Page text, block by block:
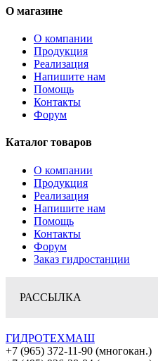
О магазине
О компании
Продукция
Реализация
Напишите нам
Помощь
Контакты
Форум
Каталог товаров
О компании
Продукция
Реализация
Напишите нам
Помощь
Контакты
Форум
Заказ гидростанции
РАССЫЛКА
ГИДРОТЕХМАШ
+7 (965) 372-11-90 (многокан.)